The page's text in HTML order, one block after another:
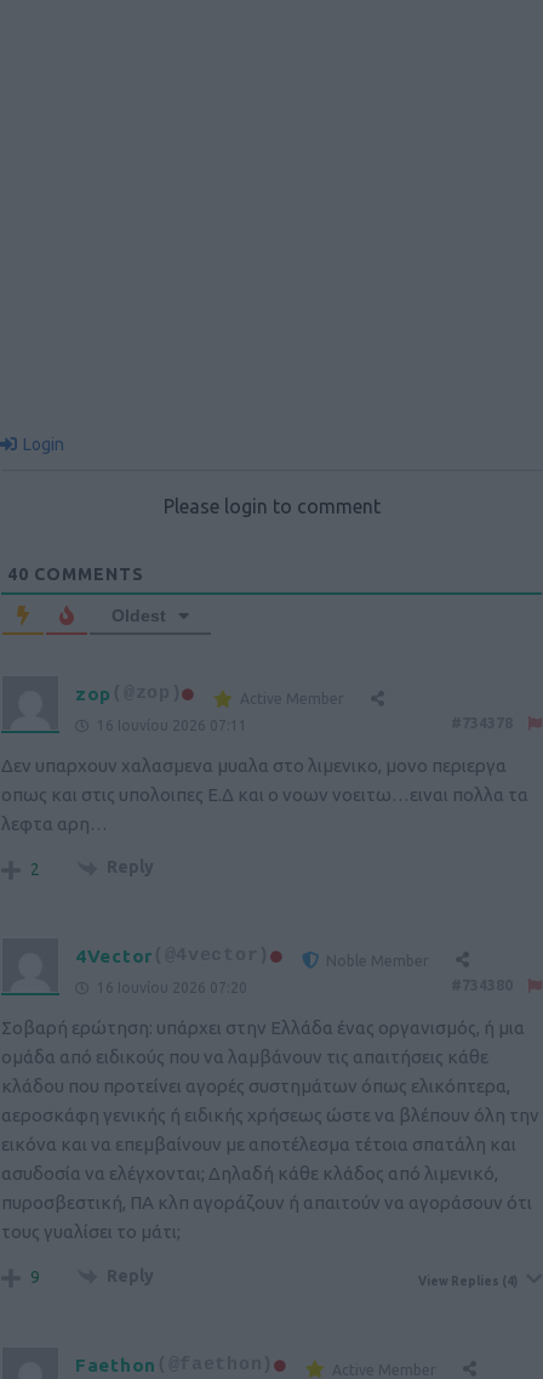
Login
Please login to comment
40 COMMENTS
Oldest
zop (@zop)
Active Member
16 Ιουνίου 2026 07:11
Δεν υπαρχουν χαλασμενα μυαλα στο λιμενικο, μονο περιεργα
οπως και στις υπολοιπες Ε.Δ και ο νοων νοειτω…ειναι πολλα τα
λεφτα αρη…
2 Reply
4Vector
Noble Member
16 Ιουνίου 2026 07:20
Σοβαρή ερώτηση: υπάρχει στην Ελλάδα ένας οργανισμός, ή μια
ομάδα από ειδικούς που να λαμβάνουν τις απαιτήσεις κάθε
κλάδου που προτείνει αγορές συστημάτων όπως ελικόπτερα,
αεροσκάφη γενικής ή ειδικής χρήσεως ώστε να βλέπουν όλη την
εικόνα και να επεμβαίνουν με αποτέλεσμα τέτοια σπατάλη και
ασυδοσία να ελέγχονται; Δηλαδή κάθε κλάδος από λιμενικό,
πυροσβεστική, ΠΑ κλπ αγοράζουν ή απαιτούν να αγοράσουν ότι
τους γυαλίσει το μάτι;
9 Reply View Replies (4)
Faethon
Active Member